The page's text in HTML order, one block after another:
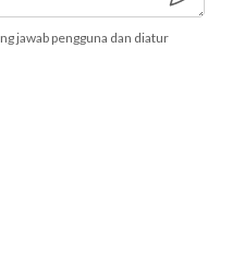
jawab pengguna dan diatur